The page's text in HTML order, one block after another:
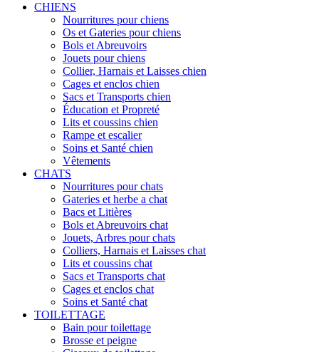
CHIENS
Nourritures pour chiens
Os et Gateries pour chiens
Bols et Abreuvoirs
Jouets pour chiens
Collier, Harnais et Laisses chien
Cages et enclos chien
Sacs et Transports chien
Éducation et Propreté
Lits et coussins chien
Rampe et escalier
Soins et Santé chien
Vêtements
CHATS
Nourritures pour chats
Gateries et herbe a chat
Bacs et Litières
Bols et Abreuvoirs chat
Jouets, Arbres pour chats
Colliers, Harnais et Laisses chat
Lits et coussins chat
Sacs et Transports chat
Cages et enclos chat
Soins et Santé chat
TOILETTAGE
Bain pour toilettage
Brosse et peigne